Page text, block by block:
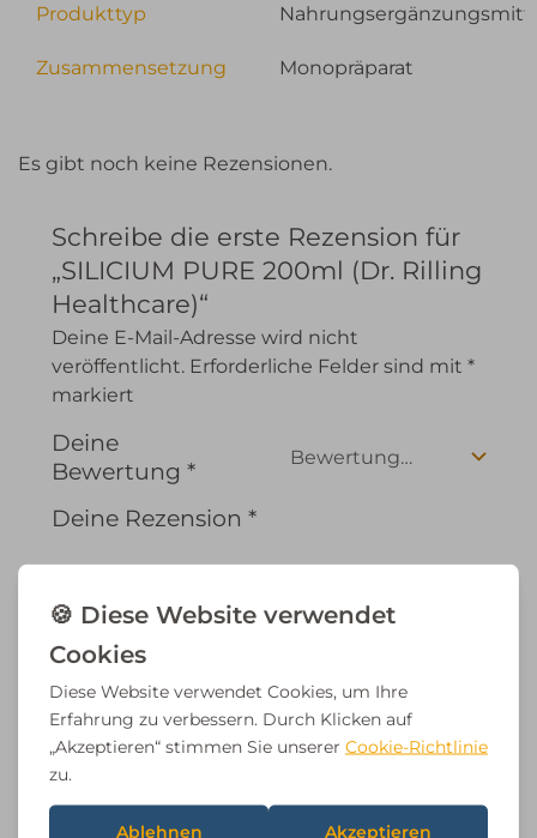
Produkttyp
Zusammensetzung Monopräparat
Es gibt noch keine Rezensionen.
Schreibe die erste Rezension für
„SILICIUM PURE 200ml (Dr. Rilling
Healthcare)“
Deine E-Mail-Adresse wird nicht
veröffentlicht. Erforderliche Felder sind mit *
markiert
Deine
Bewertung *
Deine Rezension *
E-Mail